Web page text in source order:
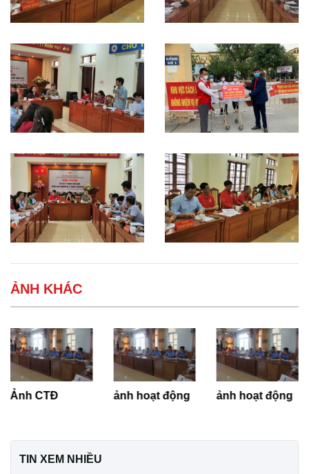
ẢNH KHÁC
Ảnh CTĐ ảnh hoạt động ảnh hoạt động
TIN XEM NHIỀU